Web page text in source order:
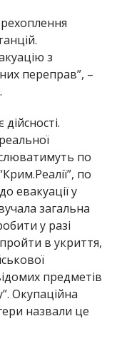
з
переправ”, –
по
по
евакуації у
загальна
у разі
в укриття,
предметів
Окупаційна
назвали це